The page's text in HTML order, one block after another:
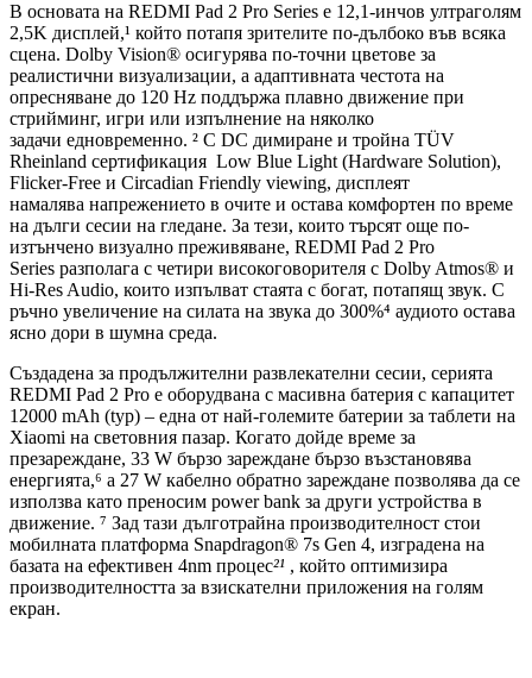
В основата на REDMI Pad 2 Pro Series е 12,1-инчов ултраголям
2,5K дисплей,¹ който потапя зрителите по-дълбоко във всяка
сцена. Dolby Vision® осигурява по-точни цветове за
реалистични визуализации, а адаптивната честота на
опресняване до 120 Hz поддържа плавно движение при
стрийминг, игри или изпълнение на няколко
задачи едновременно. ² С DC димиране и тройна TÜV
Rheinland сертификация Low Blue Light (Hardware Solution),
Flicker-Free и Circadian Friendly viewing, дисплеят
намалява напрежението в очите и остава комфортен по време
на дълги сесии на гледане. За тези, които търсят още по-
изтънчено визуално преживяване, REDMI Pad 2 Pro
Series разполага с четири високоговорителя с Dolby Atmos® и
Hi-Res Audio, които изпълват стаята с богат, потапящ звук. С
ръчно увеличение на силата на звука до 300%⁴ аудиото остава
ясно дори в шумна среда.
Създадена за продължителни развлекателни сесии, серията
REDMI Pad 2 Pro е оборудвана с масивна батерия с капацитет
12000 mAh (typ) – една от най-големите батерии за таблети на
Xiaomi на световния пазар. Когато дойде време за
презареждане, 33 W бързо зареждане бързо възстановява
енергията,⁶ а 27 W кабелно обратно зареждане позволява да се
използва като преносим power bank за други устройства в
движение. ⁷ Зад тази дълготрайна производителност стои
мобилната платформа Snapdragon® 7s Gen 4, изградена на
базата на ефективен 4nm процес²¹ , който оптимизира
производителността за взискателни приложения на голям
екран.